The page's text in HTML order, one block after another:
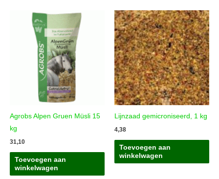
Agrobs Alpen Gruen Müsli 15
kg
31,10
Toevoegen aan
winkelwagen
Lijnzaad gemicroniseerd, 1 kg
4,38
Toevoegen aan
winkelwagen